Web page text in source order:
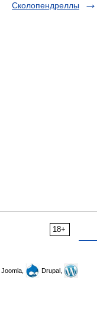
Сколопендреллы
18+
Joomla,
Drupal,